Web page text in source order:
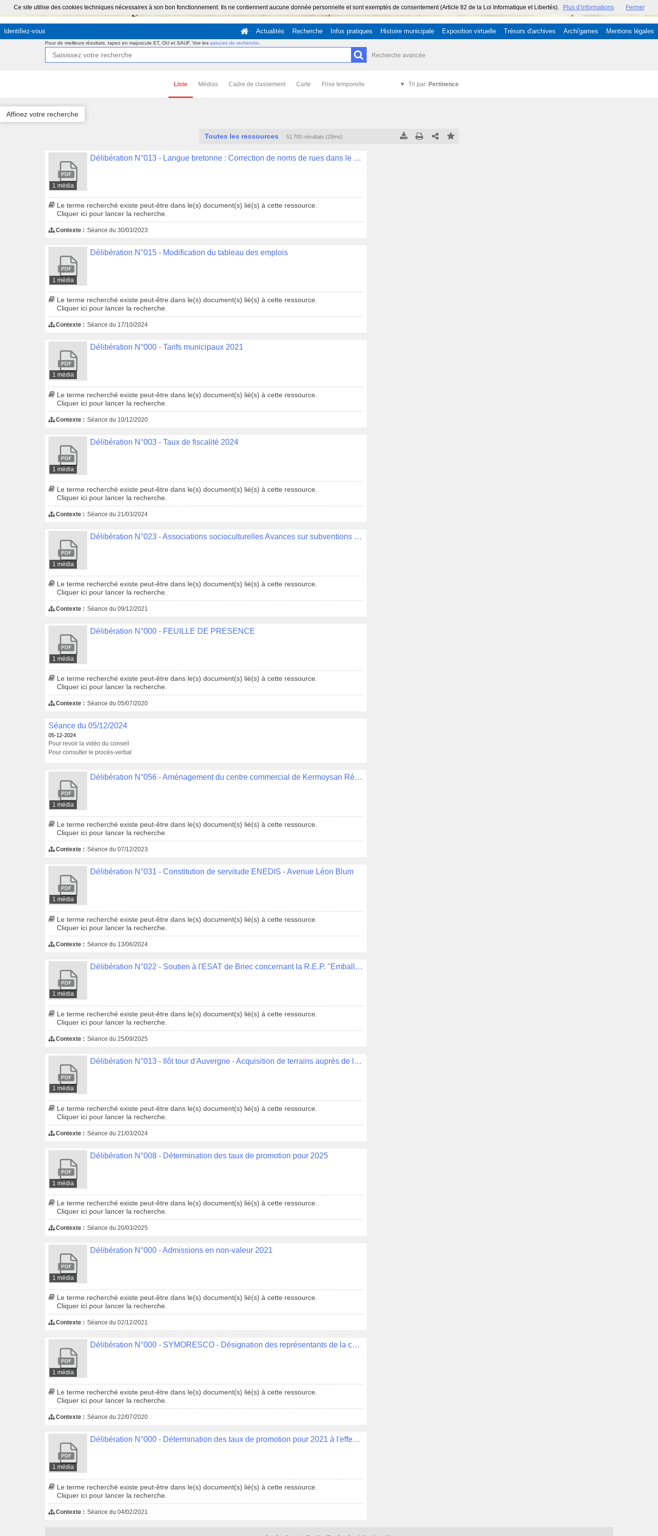
Ce site utilise des cookies techniques nécessaires à son bon fonctionnement. Ils ne contiennent aucune donnée personnelle et sont exemptés de consentement (Article 82 de la Loi Informatique et Libertés). Plus d’informations Fermer
Identifiez-vous Actualités Recherche Infos pratiques Histoire municipale Exposition virtuelle Trésors d'archives Archi'games Mentions légales
Pour de meilleurs résultats, tapez en majuscule ET, OU et SAUF. Voir les astuces de recherche
Recherche avancée
Liste Médias Cadre de classement Carte Frise temporelle Tri par: Pertinence
Affinez votre recherche
Toutes les ressources 51 700 résultats (29ms)
1 média
Délibération N°013 - Langue bretonne : Correction de noms de rues dans le quartier de Kerfeunteun
Le terme recherché existe peut-être dans le(s) document(s) lié(s) à cette ressource.
Cliquer ici pour lancer la recherche.
Contexte : Séance du 30/03/2023
1 média
Délibération N°015 - Modification du tableau des emplois
Le terme recherché existe peut-être dans le(s) document(s) lié(s) à cette ressource.
Cliquer ici pour lancer la recherche.
Contexte : Séance du 17/10/2024
1 média
Délibération N°000 - Tarifs municipaux 2021
Le terme recherché existe peut-être dans le(s) document(s) lié(s) à cette ressource.
Cliquer ici pour lancer la recherche.
Contexte : Séance du 10/12/2020
1 média
Délibération N°003 - Taux de fiscalité 2024
Le terme recherché existe peut-être dans le(s) document(s) lié(s) à cette ressource.
Cliquer ici pour lancer la recherche.
Contexte : Séance du 21/03/2024
1 média
Délibération N°023 - Associations socioculturelles Avances sur subventions 2022
Le terme recherché existe peut-être dans le(s) document(s) lié(s) à cette ressource.
Cliquer ici pour lancer la recherche.
Contexte : Séance du 09/12/2021
1 média
Délibération N°000 - FEUILLE DE PRESENCE
Le terme recherché existe peut-être dans le(s) document(s) lié(s) à cette ressource.
Cliquer ici pour lancer la recherche.
Contexte : Séance du 05/07/2020
Séance du 05/12/2024
05-12-2024
Pour revoir la vidéo du conseil
Pour consulter le procès-verbal
1 média
Délibération N°056 - Aménagement du centre commercial de Kermoysan Rétrocession du parking
Le terme recherché existe peut-être dans le(s) document(s) lié(s) à cette ressource.
Cliquer ici pour lancer la recherche.
Contexte : Séance du 07/12/2023
1 média
Délibération N°031 - Constitution de servitude ENEDIS - Avenue Léon Blum
Le terme recherché existe peut-être dans le(s) document(s) lié(s) à cette ressource.
Cliquer ici pour lancer la recherche.
Contexte : Séance du 13/06/2024
1 média
Délibération N°022 - Soutien à l'ESAT de Briec concernant la R.E.P. "Emballages et papiers" de CITEO
Le terme recherché existe peut-être dans le(s) document(s) lié(s) à cette ressource.
Cliquer ici pour lancer la recherche.
Contexte : Séance du 25/09/2025
1 média
Délibération N°013 - Ilôt tour d'Auvergne - Acquisition de terrains auprès de l'EPF
Le terme recherché existe peut-être dans le(s) document(s) lié(s) à cette ressource.
Cliquer ici pour lancer la recherche.
Contexte : Séance du 21/03/2024
1 média
Délibération N°008 - Détermination des taux de promotion pour 2025
Le terme recherché existe peut-être dans le(s) document(s) lié(s) à cette ressource.
Cliquer ici pour lancer la recherche.
Contexte : Séance du 20/03/2025
1 média
Délibération N°000 - Admissions en non-valeur 2021
Le terme recherché existe peut-être dans le(s) document(s) lié(s) à cette ressource.
Cliquer ici pour lancer la recherche.
Contexte : Séance du 02/12/2021
1 média
Délibération N°000 - SYMORESCO - Désignation des représentants de la commune de Quimper
Le terme recherché existe peut-être dans le(s) document(s) lié(s) à cette ressource.
Cliquer ici pour lancer la recherche.
Contexte : Séance du 22/07/2020
1 média
Délibération N°000 - Détermination des taux de promotion pour 2021 à l'effectif des fonctionnaires remplissant les conditions d'un avancement de grade
Le terme recherché existe peut-être dans le(s) document(s) lié(s) à cette ressource.
Cliquer ici pour lancer la recherche.
Contexte : Séance du 04/02/2021